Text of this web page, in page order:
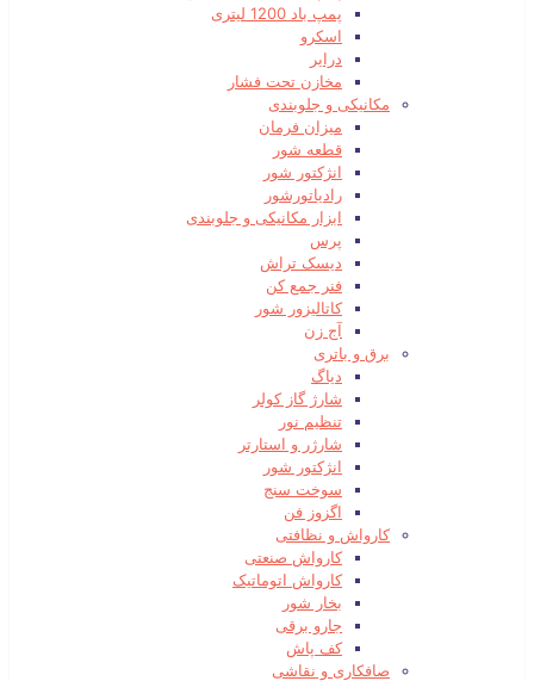
پمپ باد 1200 لیتری
اسکرو
درایر
مخازن تحت فشار
مکانیکی و جلوبندی
میزان فرمان
قطعه شور
انژکتور شور
رادیاتورشور
ابزار مکانیکی و جلوبندی
پرس
دیسک تراش
فنر جمع کن
کاتالیزور شور
آج زن
برق و باتری
دیاگ
شارژ گاز کولر
تنظیم نور
شارژر و استارتر
انژکتور شور
سوخت سنج
اگزوز فن
کارواش و نظافتی
کارواش صنعتی
کارواش اتوماتیک
بخار شور
جارو برقی
کف پاش
صافکاری و نقاشی